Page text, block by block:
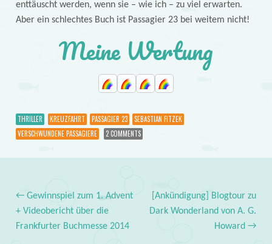
enttäuscht werden, wenn sie – wie ich – zu viel erwarten.
Aber ein schlechtes Buch ist Passagier 23 bei weitem nicht!
Meine Wertung
THRILLER KREUZFAHRT PASSAGIER 23
SEBASTIAN FITZEK
VERSCHWUNDENE PASSAGIERE
2 COMMENTS
Post navigation
←Gewinnspiel zum 1. Advent
+ Videobericht über die
Frankfurter Buchmesse 2014
[Ankündigung] Blogtour zu
Dark Wonderland von A. G.
Howard→